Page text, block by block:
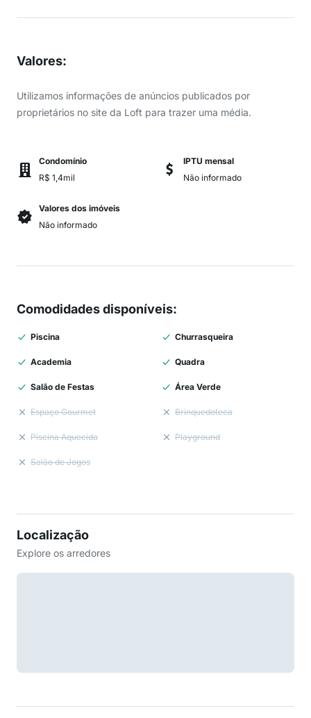
Valores:
Utilizamos informações de anúncios publicados por
proprietários no site da Loft para trazer uma média.
Condomínio
R$ 1,4mil
IPTU mensal
Não informado
Valores dos imóveis
Não informado
Comodidades disponíveis:
Piscina Churrasqueira
Academia Quadra
Salão de Festas Área Verde
Espaço Gourmet Brinquedoteca
Piscina Aquecida Playground
Salão de Jogos
Localização
Explore os arredores